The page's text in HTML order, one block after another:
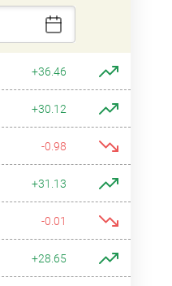
+36.46
+30.12
-0.98
+31.13
-0.01
+28.65